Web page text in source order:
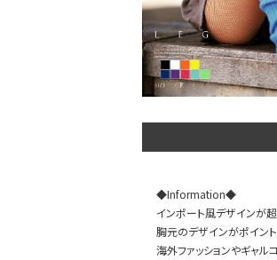
Instagram LIVE items
◆Information◆
インポート風デザインが超
胸元のデザインがポイン
海外ファッションやギャ